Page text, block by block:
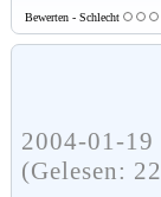
Bewerten - Schlecht
2004-01-
(Gelesen: